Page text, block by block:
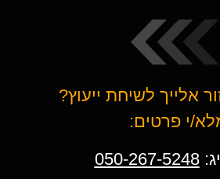
אלייך לשיחת ייעוץ?
י פרטים:
050-267-5248